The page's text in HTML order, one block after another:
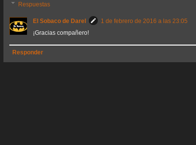
Respuestas
El Sobaco de Darel
1 de febrero de 2016 a las 23:05
¡Gracias compañero!
Responder